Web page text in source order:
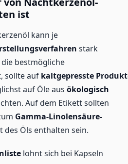
ist
kann je
stark
bestmögliche
sollte auf kaltgepresste
auf Öle aus ökologisch
Auf dem Etikett sollten
Gamma-Linolensäure-
des Öls enthalten sein.
lohnt sich bei Kapseln